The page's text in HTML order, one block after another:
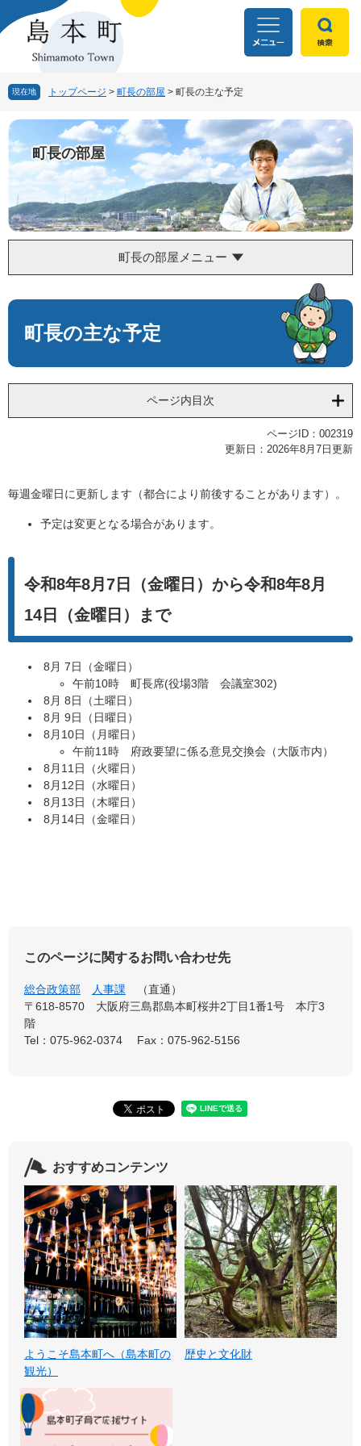
ー
す
。
ニ
し
て
本
文
現在地 トップページ > 町長の部屋 > 町長の主な予定
町長の部屋
町長の部屋メニュー
文
町長の主な予定
ページ内目次
ページID：002319
更新日：2026年8月7日更新
毎週金曜日に更新します（都合により前後することがあります）。
予定は変更となる場合があります。
令和8年8月7日（金曜日）から令和8年8月
14日（金曜日）まで​
8月 7日（金曜日）
午前10時 町長席(役場3階 会議室302)
8月 8日（土曜日）
8月 9日（日曜日）
8月10日（月曜日）​
午前11時 府政要望に係る意見交換会（大阪市内）
8月11日（火曜日）
8月12日（水曜日）
8月13日（木曜日）
8月14日（金曜日）
このページに関するお問い合わせ先
総合政策部 人事課
直通
〒618-8570 大阪府三島郡島本町桜井2丁目1番1号 本庁3
階
Tel：075-962-0374
Fax：075-962-5156
おすすめコンテンツ
ようこそ島本町へ（島本町の
観光）
歴史と文化財